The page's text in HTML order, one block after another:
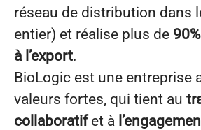
réseau de distribution dans
entier) et réalise plus de
à l’export.
BioLogic est une entreprise
valeurs fortes, qui tient au
collaboratif et à